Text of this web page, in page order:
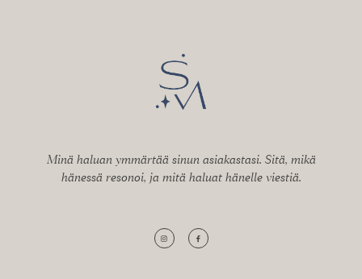
Minä haluan ymmärtää sinun asiakastasi. Sitä, mikä
hänessä resonoi, ja mitä haluat hänelle viestiä.